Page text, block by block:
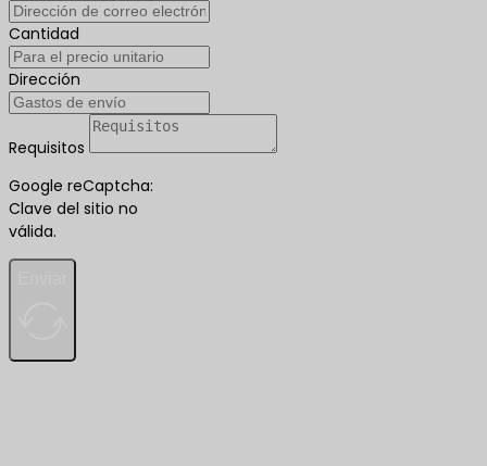
Cantidad
Dirección
Requisitos
Google reCaptcha:
Clave del sitio no
válida.